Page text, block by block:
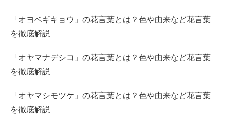
「オヨベギキョウ」の花言葉とは？色や由来など花言葉
を徹底解説
「オヤマナデシコ」の花言葉とは？色や由来など花言葉
を徹底解説
「オヤマシモツケ」の花言葉とは？色や由来など花言葉
を徹底解説